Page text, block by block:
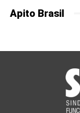
Apito Brasil